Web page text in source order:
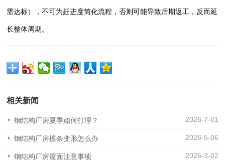
需达标），不可为赶进度简化流程，否则可能导致后期返工，反而延
长整体周期。
相关新闻
2026-7-01
钢结构厂房夏季如何打理？
2026-5-06
钢结构厂房檩条变形怎么办
2026-3-02
钢结构厂房屋面注意事项